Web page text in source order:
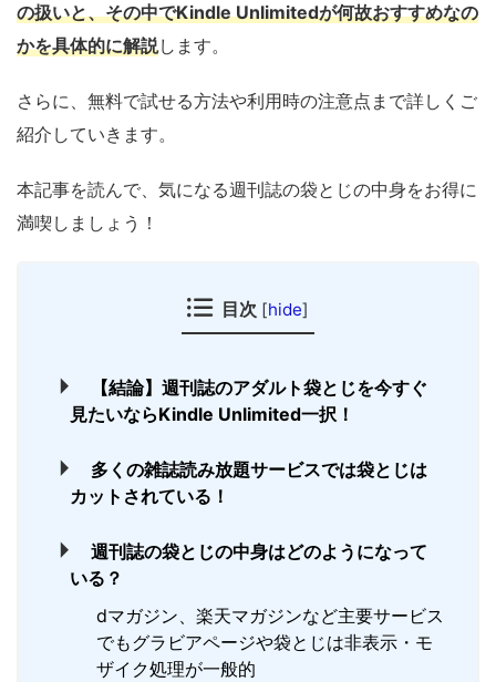
の扱いと、その中でKindle Unlimitedが何故おすすめなの
かを具体的に解説します。
さらに、無料で試せる方法や利用時の注意点まで詳しくご
紹介していきます。
本記事を読んで、気になる週刊誌の袋とじの中身をお得に
満喫しましょう！
目次 [hide]
【結論】週刊誌のアダルト袋とじを今すぐ
見たいならKindle Unlimited一択！
多くの雑誌読み放題サービスでは袋とじは
カットされている！
週刊誌の袋とじの中身はどのようになって
いる？
dマガジン、楽天マガジンなど主要サービス
でもグラビアページや袋とじは非表示・モ
ザイク処理が一般的